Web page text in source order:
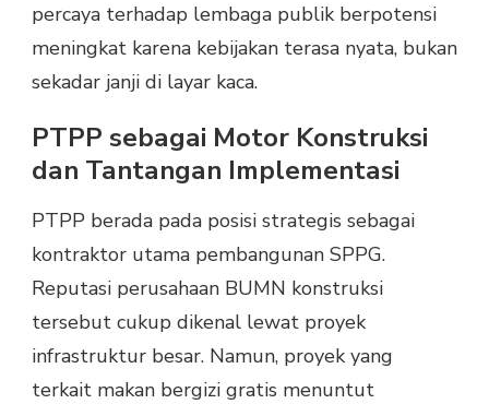
percaya terhadap lembaga publik berpotensi
meningkat karena kebijakan terasa nyata, bukan
sekadar janji di layar kaca.
PTPP sebagai Motor Konstruksi
dan Tantangan Implementasi
PTPP berada pada posisi strategis sebagai
kontraktor utama pembangunan SPPG.
Reputasi perusahaan BUMN konstruksi
tersebut cukup dikenal lewat proyek
infrastruktur besar. Namun, proyek yang
terkait makan bergizi gratis menuntut